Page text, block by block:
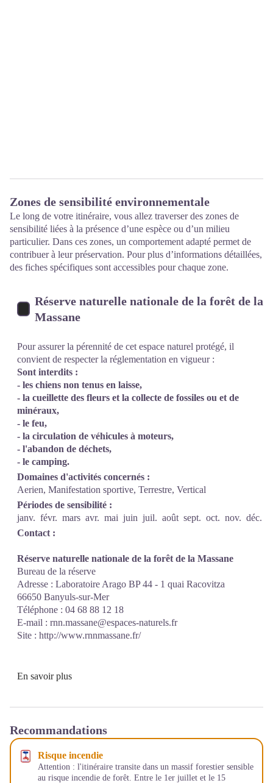
Zones de sensibilité environnementale
Le long de votre itinéraire, vous allez traverser des zones de
sensibilité liées à la présence d’une espèce ou d’un milieu
particulier. Dans ces zones, un comportement adapté permet de
contribuer à leur préservation. Pour plus d’informations détaillées,
des fiches spécifiques sont accessibles pour chaque zone.
Réserve naturelle nationale de la forêt de la
Massane
Pour assurer la pérennité de cet espace naturel protégé, il
convient de respecter la réglementation en vigueur :
Sont interdits :
- les chiens non tenus en laisse,
- la cueillette des fleurs et la collecte de fossiles ou et de
minéraux,
- le feu,
- la circulation de véhicules à moteurs,
- l'abandon de déchets,
- le camping.
Domaines d'activités concernés :
Aerien, Manifestation sportive, Terrestre, Vertical
Périodes de sensibilité :
janv. févr. mars avr. mai juin juil. août sept. oct. nov. déc.
Contact :
Réserve naturelle nationale de la forêt de la Massane
Bureau de la réserve
Adresse : Laboratoire Arago BP 44 - 1 quai Racovitza
66650 Banyuls-sur-Mer
Téléphone : 04 68 88 12 18
E-mail : rnn.massane@espaces-naturels.fr
Site : http://www.rnnmassane.fr/
En savoir plus
Recommandations
Risque incendie
Attention : l'itinéraire transite dans un massif forestier sensible
au risque incendie de forêt. Entre le 1er juillet et le 15